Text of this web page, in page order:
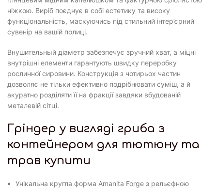
ніжкою. Виріб поєднує в собі естетику та високу
функціональність, маскуючись під стильний інтер’єрний
сувенір на вашій полиці.
Внушительный діаметр забезпечує зручний хват, а міцні
внутрішні елементи гарантують швидку переробку
рослинної сировини. Конструкція з чотирьох частин
дозволяє не тільки ефективно подрібнювати суміш, а й
акуратно розділяти її на фракції завдяки вбудованій
металевій сітці.
Гріндер у вигляді гриба з
контейнером для тютюну та
трав купити
Унікальна кругла форма Amanita Forge з рельєфною